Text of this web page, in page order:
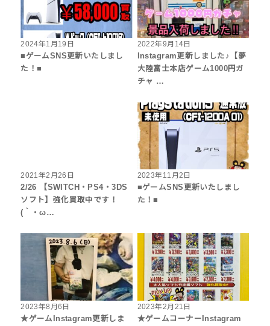
2024年1月19日
■ゲームSNS更新いたしまし
た！■
2022年9月14日
Instagram更新しました♪【夢
大陸富士本店ゲーム1000円ガ
チャ …
2021年2月26日
2/26 【SWITCH・PS4・3DS
ソフト】強化買取中です！
(｀・ω…
2023年11月2日
■ゲームSNS更新いたしまし
た！■
2023年8月6日
★ゲームInstagram更新しま
2023年2月21日
★ゲームコーナーInstagram